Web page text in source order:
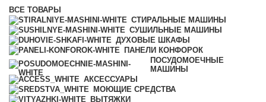
ВСЕ ТОВАРЫ
СТИРАЛЬНЫЕ МАШИНЫ
СУШИЛЬНЫЕ МАШИНЫ
ДУХОВЫЕ ШКАФЫ
ПАНЕЛИ КОНФОРОК
ПОСУДОМОЕЧНЫЕ
МАШИНЫ
АКСЕССУАРЫ
МОЮЩИЕ СРЕДСТВА
ВЫТЯЖКИ